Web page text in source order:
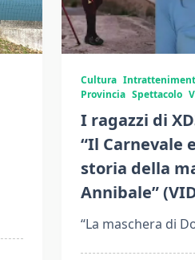
Cultura
Provincia Spettacolo
I ragazzi di
“Il Carnevale
storia della
Annibale”
“La maschera di